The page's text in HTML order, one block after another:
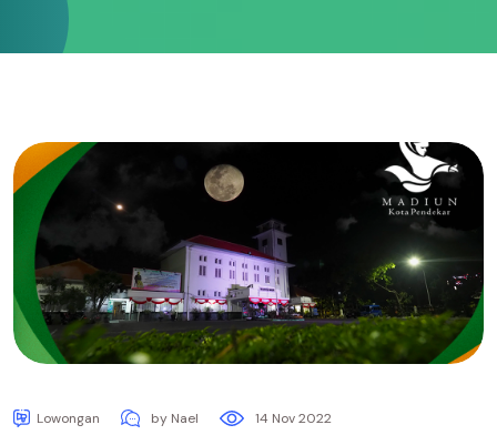
Lowongan by Nael 14 Nov 2022